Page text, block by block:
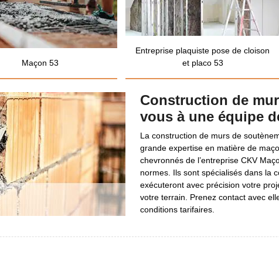
Maçon 53
Entreprise plaquiste pose de cloison
et placo 53
Construction de
vous à une équipe
La construction de murs de
grande expertise en matière de
chevronnés de l’entreprise CKV
normes. Ils sont spécialisés dans la
exécuteront avec précision votre
votre terrain. Prenez contact avec
conditions tarifaires.